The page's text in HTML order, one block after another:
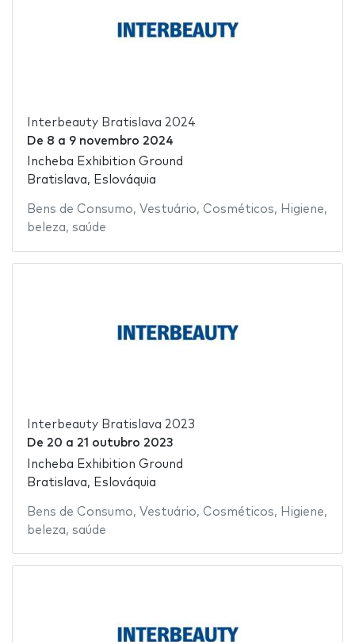
Interbeauty Bratislava 2024
De 8 a 9 novembro 2024
Incheba Exhibition Ground
Bratislava, Eslováquia
Bens de Consumo, Vestuário, Cosméticos, Higiene,
beleza, saúde
Interbeauty Bratislava 2023
De 20 a 21 outubro 2023
Incheba Exhibition Ground
Bratislava, Eslováquia
Bens de Consumo, Vestuário, Cosméticos, Higiene,
beleza, saúde